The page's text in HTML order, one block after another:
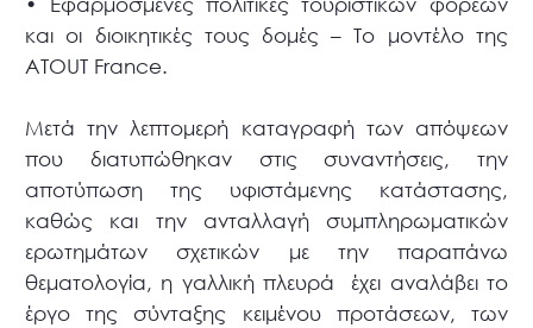
και οι διοικητικές τους δομές – Το μοντέλο της
ATOUT France.
Μετά την λεπτομερή καταγραφή των απόψεων
που διατυπώθηκαν στις συναντήσεις, την
αποτύπωση της υφιστάμενης κατάστασης,
καθώς και την ανταλλαγή συμπληρωματικών
ερωτημάτων σχετικών με την παραπάνω
θεματολογία, η γαλλική πλευρά έχει αναλάβει το
έργο της σύνταξης κειμένου προτάσεων, των